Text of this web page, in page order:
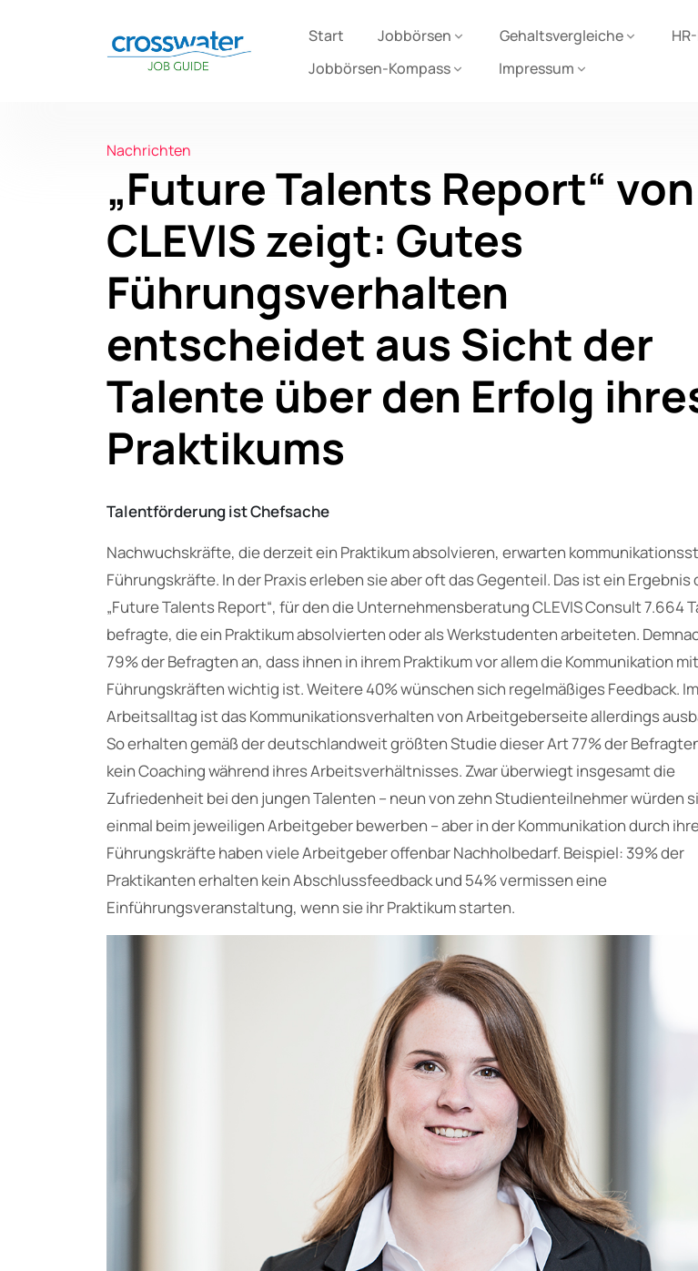
Start Jobbörsen Gehaltsvergleiche
Jobbörsen-Kompass
Impressum
Nachrichten
„Future Talents Report“ von
CLEVIS zeigt: Gutes
Führungsverhalten
entscheidet aus Sicht der
Talente über den Erfolg
Praktikums
Talentförderung ist Chefsache
Nachwuchskräfte, die derzeit ein Praktikum absolvieren, erwarten
Führungskräfte. In der Praxis erleben sie aber oft das Gegenteil. Das ist ein Ergebnis
„Future Talents Report“, für den die Unternehmensberatung CLEVIS Consult 7.664
befragte, die ein Praktikum absolvierten oder als Werkstudenten arbeiteten.
79% der Befragten an, dass ihnen in ihrem Praktikum vor allem die Kommunikation
Führungskräften wichtig ist. Weitere 40% wünschen sich regelmäßiges Feedback. Im
Arbeitsalltag ist das Kommunikationsverhalten von Arbeitgeberseite allerdings
So erhalten gemäß der deutschlandweit größten Studie dieser Art 77% der
kein Coaching während ihres Arbeitsverhältnisses. Zwar überwiegt insgesamt die
Zufriedenheit bei den jungen Talenten – neun von zehn Studienteilnehmer würden
einmal beim jeweiligen Arbeitgeber bewerben – aber in der Kommunikation durch
Führungskräfte haben viele Arbeitgeber offenbar Nachholbedarf. Beispiel: 39% der
Praktikanten erhalten kein Abschlussfeedback und 54% vermissen eine
Einführungsveranstaltung, wenn sie ihr Praktikum starten.